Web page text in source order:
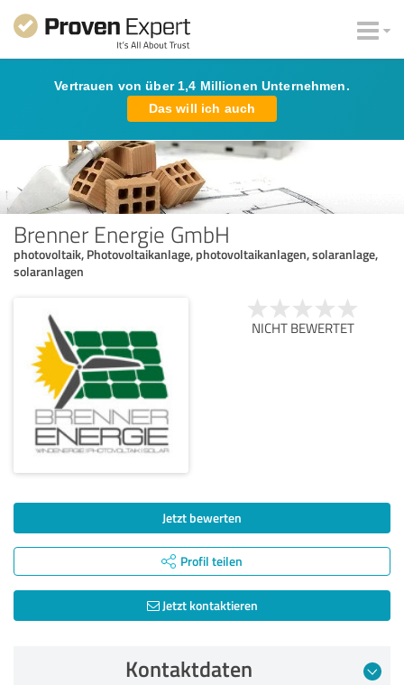
Vertrauen von über 1,4 Millionen Unternehmen.
Das will ich auch
Brenner Energie GmbH
photovoltaik, Photovoltaikanlage, photovoltaikanlagen, solaranlage,
solaranlagen
NICHT BEWERTET
Jetzt bewerten
Profil teilen
Jetzt kontaktieren
Kontaktdaten